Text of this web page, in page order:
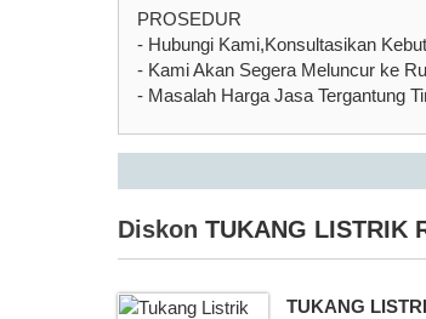
PROSEDUR
- Hubungi Kami,Konsultasikan
- Kami Akan Segera Meluncur ke
- Masalah Harga Jasa Tergantung
Diskon TUKANG LISTRIK
TUKANG